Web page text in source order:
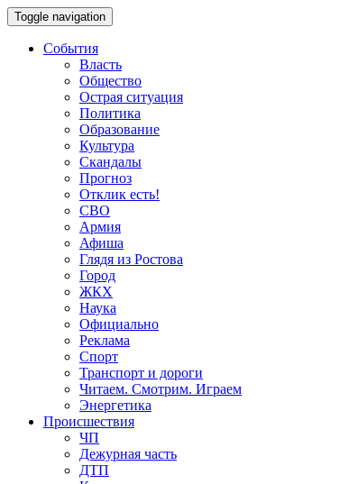
Toggle navigation
События
Власть
Общество
Острая ситуация
Политика
Образование
Культура
Скандалы
Прогноз
Отклик есть!
СВО
Армия
Афиша
Глядя из Ростова
Город
ЖКХ
Наука
Официально
Реклама
Спорт
Транспорт и дороги
Читаем. Смотрим. Играем
Энергетика
Происшествия
ЧП
Дежурная часть
ДТП